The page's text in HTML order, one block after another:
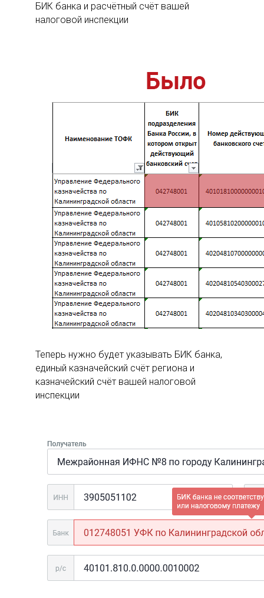
БИК банка и расчётный счёт вашей
налоговой инспекции
Теперь нужно будет указывать БИК банка,
единый казначейский счёт региона и
казначейский счёт вашей налоговой
инспекции